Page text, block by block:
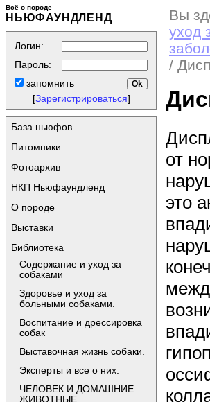
Всё о породе
НЬЮФАУНДЛЕНД
Логин:
Пароль:
запомнить
[Зарегистрироваться]
База ньюфов
Питомники
Фотоархив
НКП Ньюфаундленд
О породе
Выставки
Библиотека
Содержание и уход за
собаками
Здоровье и уход за
больными собаками.
Воспитание и дрессировка
собак
Выставочная жизнь собаки.
Эксперты и все о них.
ЧЕЛОВЕК И ДОМАШНИЕ
ЖИВОТНЫЕ
Вы
уход
/
от
это